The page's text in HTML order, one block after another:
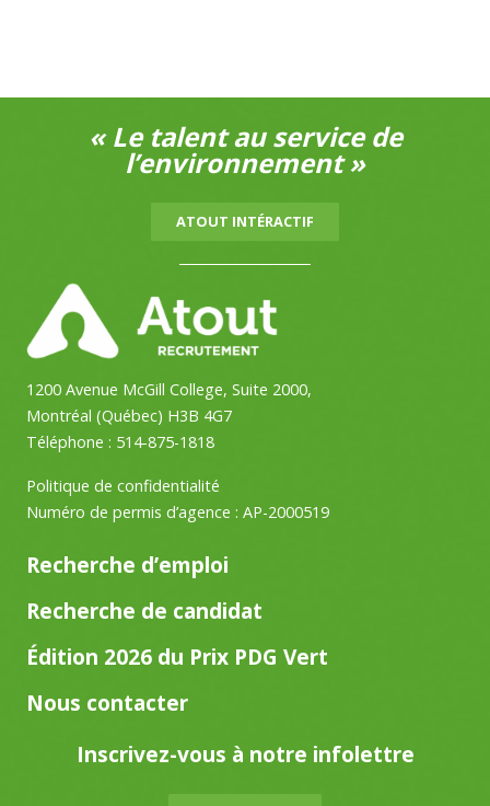
« Le talent au service de
l’environnement »
ATOUT INTÉRACTIF
1200 Avenue McGill College, Suite 2000,
Montréal (Québec) H3B 4G7
Téléphone : 514-875-1818
Politique de confidentialité
Numéro de permis d’agence : AP-2000519
Recherche d’emploi
Recherche de candidat
Édition 2026 du Prix PDG Vert
Nous contacter
Inscrivez-vous à notre infolettre